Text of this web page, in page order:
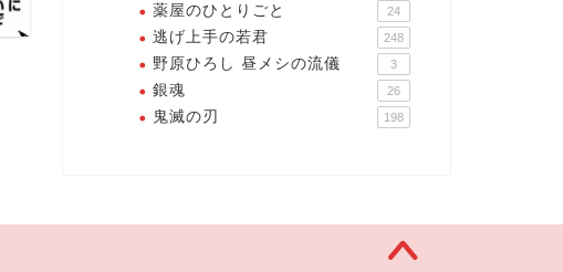
薬屋のひとりごと 24
逃げ上手の若君 248
野原ひろし 昼メシの流儀 3
銀魂 26
鬼滅の刃 198